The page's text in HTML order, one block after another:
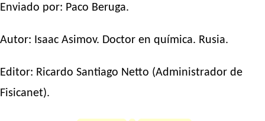
Enviado por: Paco Beruga.
Autor: Isaac Asimov. Doctor en química. Rusia.
Editor: Ricardo Santiago Netto (Administrador de
Fisicanet).